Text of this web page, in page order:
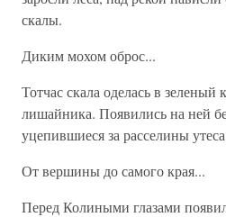
скалы.
Диким мохом оброс...
Тотчас скала оделась в
лишайника. Появились на ней
уцепившиеся за расселины
От вершины до самого края...
Перед Колиными глазами